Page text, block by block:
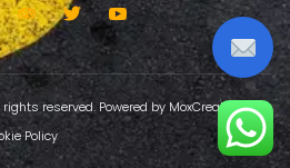
reserved. Powered by MoxCreative
Policy